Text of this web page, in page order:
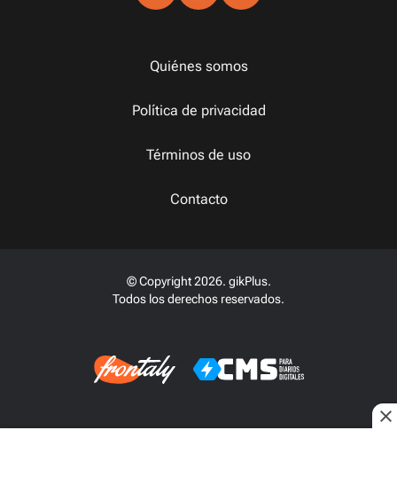
Quiénes somos
Política de privacidad
Términos de uso
Contacto
© Copyright 2026. gikPlus.
Todos los derechos reservados.